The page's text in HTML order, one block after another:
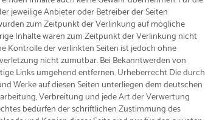
jeweilige Anbieter oder Betreiber der Seiten
zum Zeitpunkt der Verlinkung auf mögliche
Inhalte waren zum Zeitpunkt der Verlinkung nicht
Kontrolle der verlinkten Seiten ist jedoch ohne
nicht zumutbar. Bei Bekanntwerden von
Links umgehend entfernen. Urheberrecht Die durch
Werke auf diesen Seiten unterliegen dem deutschen
Verbreitung und jede Art der Verwertung
bedürfen der schriftlichen Zustimmung des